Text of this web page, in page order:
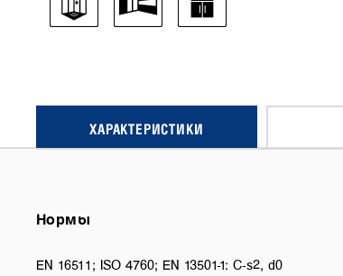
ХАРАКТЕРИСТИКИ
Нормы
EN 16511; ISO 4760; EN 13501-1: C-s2, d0